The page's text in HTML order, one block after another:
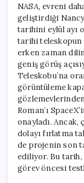
NASA, evreni
geliştirdiği Nancy
tarihini eylül ayı
tarihi teleskopun
erken zaman
geniş görüş
Teleskobu’na
görüntüleme
Roman’ı
onayladı.
dolayı fırlatma
de projenin son
ediliyor. Bu tarih,
görev öncesi